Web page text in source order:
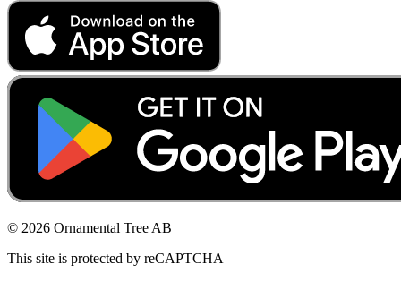
© 2026 Ornamental Tree AB
This site is protected by reCAPTCHA